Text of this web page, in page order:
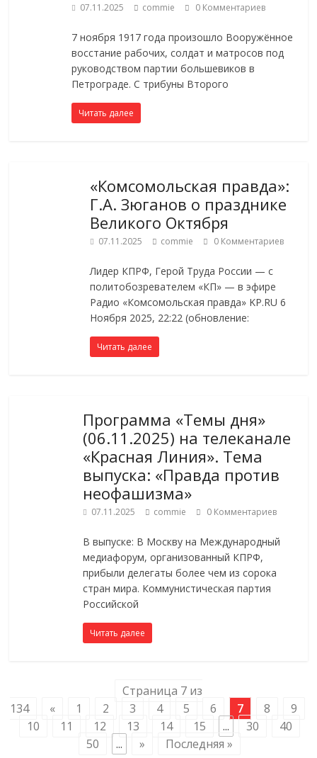
07.11.2025 commie 0 Комментариев
7 ноября 1917 года произошло Вооружённое
восстание рабочих, солдат и матросов под
руководством партии большевиков в
Петрограде. C трибуны Второго
Читать далее
«Комсомольская правда»:
Г.А. Зюганов о празднике
Великого Октября
07.11.2025 commie 0 Комментариев
Лидер КПРФ, Герой Труда России — с
политобозревателем «КП» — в эфире
Радио «Комсомольская правда» KP.RU 6
Ноября 2025, 22:22 (обновление:
Читать далее
Программа «Темы дня»
(06.11.2025) на телеканале
«Красная Линия». Тема
выпуска: «Правда против
неофашизма»
07.11.2025 commie 0 Комментариев
В выпуске: В Москву на Международный
медиафорум, организованный КПРФ,
прибыли делегаты более чем из сорока
стран мира. Коммунистическая партия
Российской
Читать далее
Страница 7 из
134
« 1 2 3 4 5 6 7 8
9
10
11 12 13 14 15 ... 30
40
50
... » Последняя »